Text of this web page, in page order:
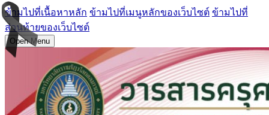
ข้ามไปที่เนื้อหาหลัก ข้ามไปที่เมนูหลักของเว็บไซต์ ข้ามไปที่
ส่วนท้ายของเว็บไซต์
Open Menu